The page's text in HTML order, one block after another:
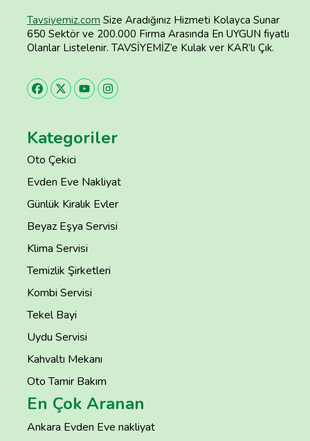
Tavsiyemiz.com Size Aradığınız Hizmeti Kolayca Sunar
650 Sektör ve 200.000 Firma Arasında En UYGUN fiyatlı
Olanlar Listelenir. TAVSİYEMİZ’e Kulak ver KAR’lı Çık.
Kategoriler
Oto Çekici
Evden Eve Nakliyat
Günlük Kiralık Evler
Beyaz Eşya Servisi
Klima Servisi
Temizlik Şirketleri
Kombi Servisi
Tekel Bayi
Uydu Servisi
Kahvaltı Mekanı
Oto Tamir Bakım
En Çok Aranan
Ankara Evden Eve nakliyat